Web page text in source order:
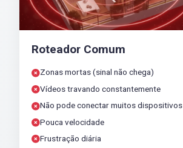
Roteador Comum
Zonas mortas (sinal não chega)
Vídeos travando constantemente
Não pode conectar muitos dispositivos
Pouca velocidade
Frustração diária